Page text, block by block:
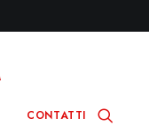
CONTATTI